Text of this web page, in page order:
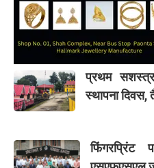
प्रथम सशस्त्र
स्थापना दिवस,
फिंगरप्रिंट